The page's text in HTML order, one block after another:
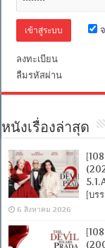
Netflix
SRT
[MKV]
ลงทะเบียน
ลืมรหัสผ่าน
หนังเรื่องล่าสุด
[บร
6 สิงหาคม 2026